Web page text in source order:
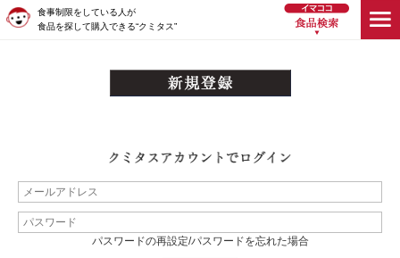
食事制限をしている人が
食品を探して購入できる“クミタス”
パスワードの再設定/パスワードを忘れた場合